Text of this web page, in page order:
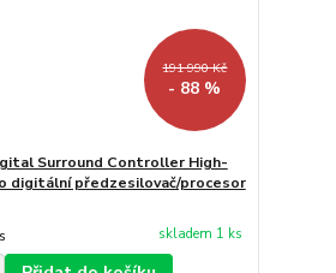
191 990 Kč
- 88 %
Surround Controller High-
digitální předzesilovač/procesor
skladem 1 ks